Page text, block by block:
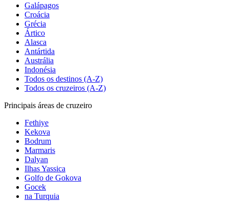
Galápagos
Croácia
Grécia
Ártico
Alasca
Antártida
Austrália
Indonésia
Todos os destinos (A-Z)
Todos os cruzeiros (A-Z)
Principais áreas de cruzeiro
Fethiye
Kekova
Bodrum
Marmaris
Dalyan
Ilhas Yassica
Golfo de Gokova
Gocek
na Turquia